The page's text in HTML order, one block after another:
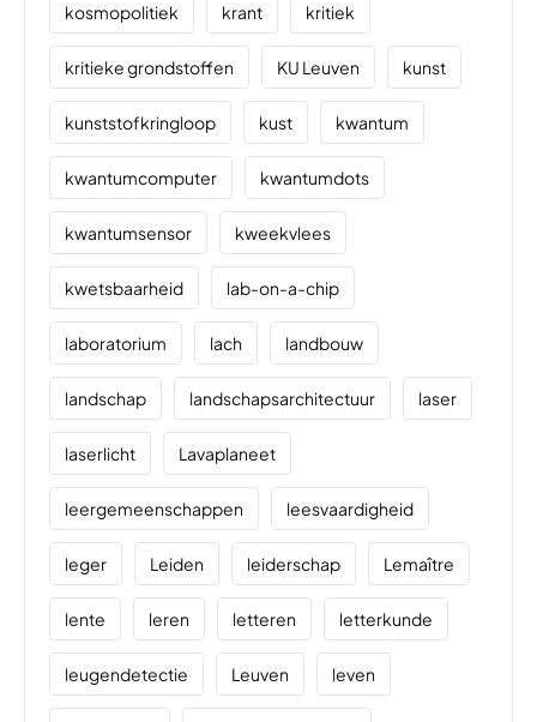
kosmopolitiek krant kritiek
kritieke grondstoffen KU Leuven kunst
kunststofkringloop kust kwantum
kwantumcomputer kwantumdots
kwantumsensor kweekvlees
kwetsbaarheid lab-on-a-chip
laboratorium lach landbouw
landschap landschapsarchitectuur laser
laserlicht Lavaplaneet
leergemeenschappen leesvaardigheid
leger Leiden leiderschap Lemaître
lente leren letteren letterkunde
leugendetectie Leuven leven